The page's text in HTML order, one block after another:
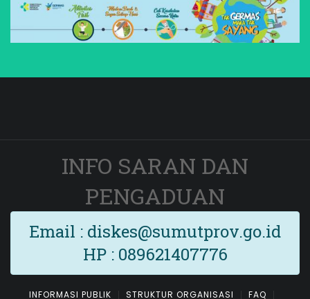
INFO SARAN DAN
PENGADUAN
Email : diskes@sumutprov.go.id
HP : 089621407776
INFORMASI PUBLIK STRUKTUR ORGANISASI FAQ